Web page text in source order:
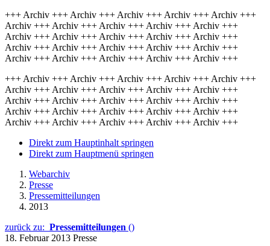
+++ Archiv +++ Archiv +++ Archiv +++ Archiv +++ Archiv +++
Archiv +++ Archiv +++ Archiv +++ Archiv +++ Archiv +++
Archiv +++ Archiv +++ Archiv +++ Archiv +++ Archiv +++
Archiv +++ Archiv +++ Archiv +++ Archiv +++ Archiv +++
Archiv +++ Archiv +++ Archiv +++ Archiv +++ Archiv +++
+++ Archiv +++ Archiv +++ Archiv +++ Archiv +++ Archiv +++
Archiv +++ Archiv +++ Archiv +++ Archiv +++ Archiv +++
Archiv +++ Archiv +++ Archiv +++ Archiv +++ Archiv +++
Archiv +++ Archiv +++ Archiv +++ Archiv +++ Archiv +++
Archiv +++ Archiv +++ Archiv +++ Archiv +++ Archiv +++
Direkt zum Hauptinhalt springen
Direkt zum Hauptmenü springen
Webarchiv
Presse
Pressemitteilungen
2013
zurück zu: Pressemitteilungen ()
18. Februar 2013 Presse